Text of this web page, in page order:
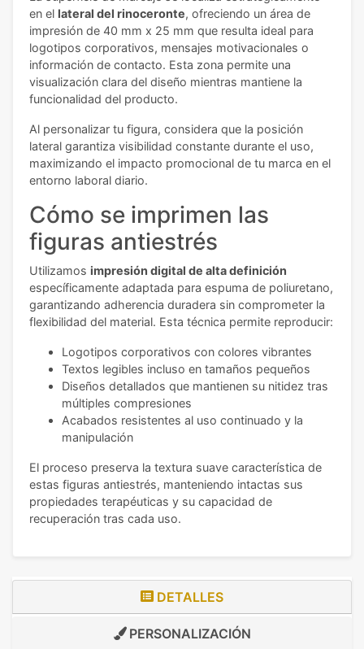
en el lateral del rinoceronte, ofreciendo un área de
impresión de 40 mm x 25 mm que resulta ideal para
logotipos corporativos, mensajes motivacionales o
información de contacto. Esta zona permite una
visualización clara del diseño mientras mantiene la
funcionalidad del producto.
Al personalizar tu figura, considera que la posición
lateral garantiza visibilidad constante durante el uso,
maximizando el impacto promocional de tu marca en el
entorno laboral diario.
Cómo se imprimen las
figuras antiestrés
Utilizamos impresión digital de alta definición
específicamente adaptada para espuma de poliuretano,
garantizando adherencia duradera sin comprometer la
flexibilidad del material. Esta técnica permite reproducir:
Logotipos corporativos con colores vibrantes
Textos legibles incluso en tamaños pequeños
Diseños detallados que mantienen su nitidez tras
múltiples compresiones
Acabados resistentes al uso continuado y la
manipulación
El proceso preserva la textura suave característica de
estas figuras antiestrés, manteniendo intactas sus
propiedades terapéuticas y su capacidad de
recuperación tras cada uso.
DETALLES
PERSONALIZACIÓN